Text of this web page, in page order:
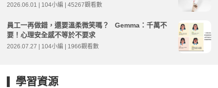
2026.06.01 | 104小編 | 45267觀看數
員工一再做錯，還要溫柔微笑嗎？ Gemma：千萬不
要！心理安全感不等於不要求
2026.07.27 | 104小編 | 1966觀看數
學習資源